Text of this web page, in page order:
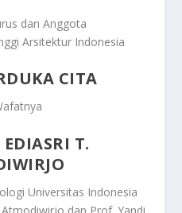
dan Anggota
Arsitektur Indonesia
CITA
EDIASRI T.
Universitas Indonesia